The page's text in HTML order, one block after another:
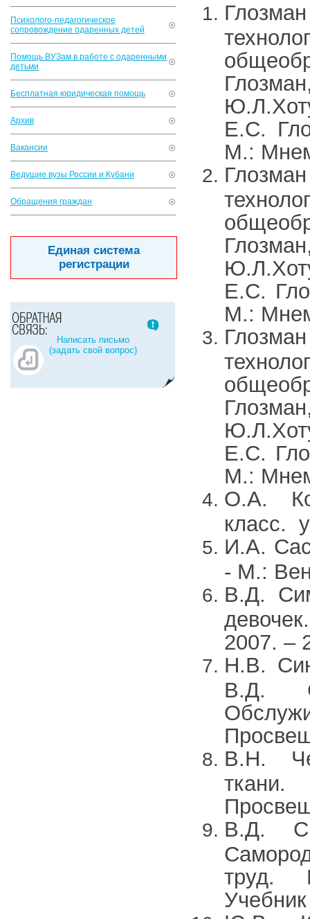
Психолого-педагогическое
сопровождение одаренных детей
Помощь ВУЗам в работе с одаренными
детьми
Бесплатная юридическая помощь
Архив
Вакансии
Ведущие вузы России и Кубани
Обращения граждан
Единая система
регистрации
Написать письмо
(задать свой вопрос)
Е.С.
М.:
Е.С.
М.:
Е.С.
М.:
О.А.
класс.
И.А.
- М.:
В.Д.
2007. –
Н.В.
В.Д.
В.Н.
В.Д.
труд.